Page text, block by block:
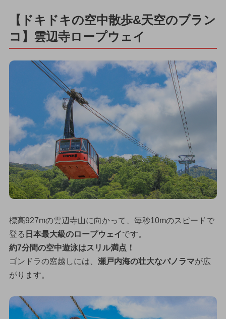
【ドキドキの空中散歩&天空のブラン
コ】雲辺寺ロープウェイ
標高927mの雲辺寺山に向かって、毎秒10mのスピードで
登る 日本最大級のロープウェイです。
約7分間の空中遊泳はスリル満点！
ゴンドラの窓越しには、 瀬戸内海の壮大なパノラマが広
がります。